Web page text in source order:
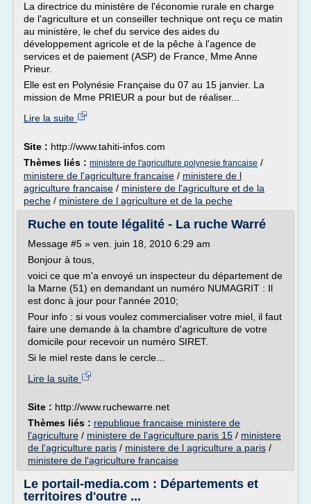
La directrice du ministère de l'économie rurale en charge
de l'agriculture et un conseiller technique ont reçu ce matin
au ministère, le chef du service des aides du
développement agricole et de la pêche à l'agence de
services et de paiement (ASP) de France, Mme Anne
Prieur.
Elle est en Polynésie Française du 07 au 15 janvier. La
mission de Mme PRIEUR a pour but de réaliser...
Lire la suite
Site : http://www.tahiti-infos.com
Thèmes liés : ministere de l'agriculture polynesie francaise /
ministere de l'agriculture francaise / ministere de l
agriculture francaise / ministere de l'agriculture et de la
peche / ministere de l agriculture et de la peche
Ruche en toute légalité - La ruche Warré
Message #5 » ven. juin 18, 2010 6:29 am
Bonjour à tous,
voici ce que m'a envoyé un inspecteur du département de
la Marne (51) en demandant un numéro NUMAGRIT : Il
est donc à jour pour l'année 2010;
Pour info : si vous voulez commercialiser votre miel, il faut
faire une demande à la chambre d'agriculture de votre
domicile pour recevoir un numéro SIRET.
Si le miel reste dans le cercle...
Lire la suite
Site : http://www.ruchewarre.net
Thèmes liés : republique francaise ministere de
l'agriculture / ministere de l'agriculture paris 15 / ministere
de l'agriculture paris / ministere de l agriculture a paris /
ministere de l'agriculture francaise
Le portail-media.com : Départements et
territoires d'outre ...